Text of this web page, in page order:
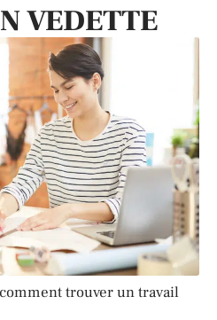
VEDETTE
trouver un travail